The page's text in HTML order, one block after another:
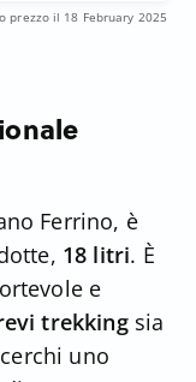
prezzo il 18 February 2025
Ferrino, è
18 litri. È
e
trekkingsia
uno